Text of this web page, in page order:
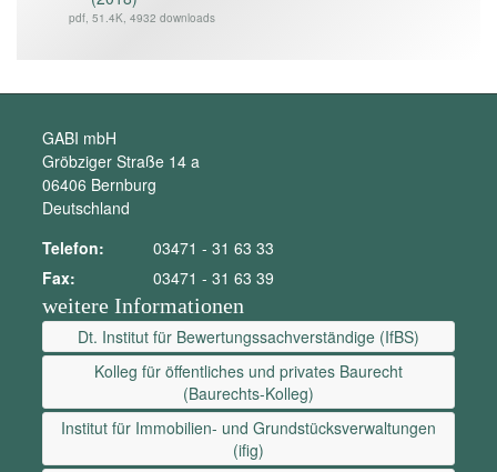
pdf, 51.4K, 4932 downloads
GABI mbH
Gröbziger Straße 14 a
06406 Bernburg
Deutschland
Telefon:
03471 - 31 63 33
Fax:
03471 - 31 63 39
weitere Informationen
Dt. Institut für Bewertungssachverständige (IfBS)
Kolleg für öffentliches und privates Baurecht
(Baurechts-Kolleg)
Institut für Immobilien- und Grundstücksverwaltungen
(ifig)